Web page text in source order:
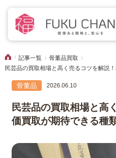
記事一覧
骨董品買取
民芸品の買取相場と高く売るコツを解説
骨董品 2026.06.10
民芸品の買取相場と高
価買取が期待できる種